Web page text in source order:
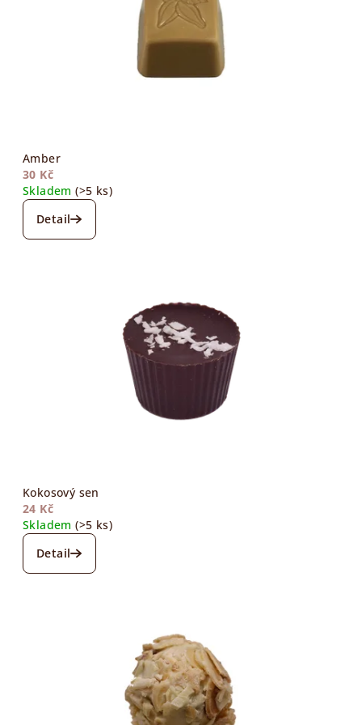
Amber
30 Kč
Skladem(>5 ks)
Detail
Kokosový sen
24 Kč
Skladem(>5 ks)
Detail